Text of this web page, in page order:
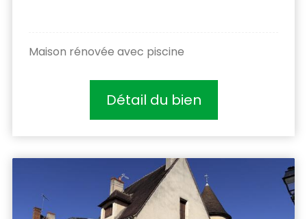
Maison rénovée avec piscine
Détail du bien